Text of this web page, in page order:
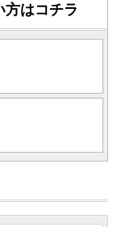
ます。
いますので、お
方はコチラ